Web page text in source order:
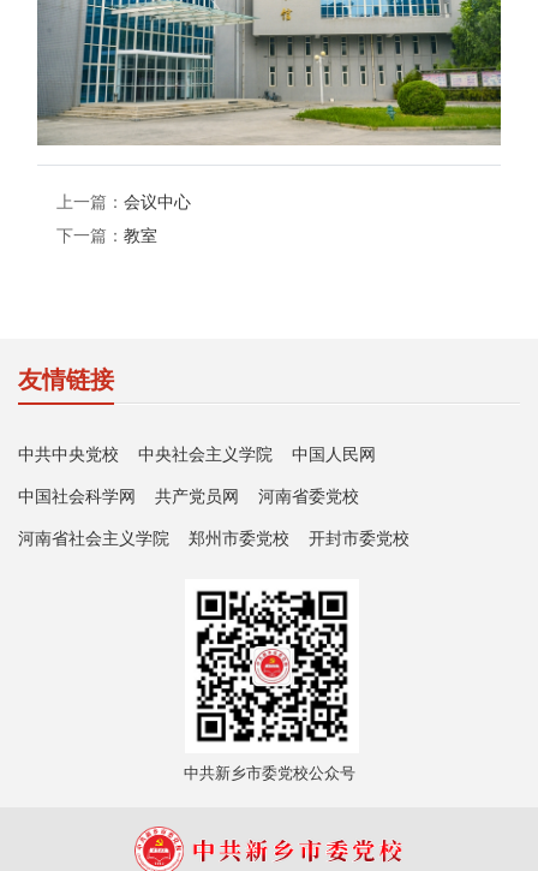
上一篇： 会议中心
下一篇： 教室
友情链接
中共中央党校 中央社会主义学院 中国人民网
中国社会科学网 共产党员网 河南省委党校
河南省社会主义学院 郑州市委党校 开封市委党校
中共新乡市委党校公众号